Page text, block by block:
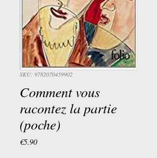
SKU: 9782070459902
Comment vous
racontez la partie
(poche)
€5.90Price